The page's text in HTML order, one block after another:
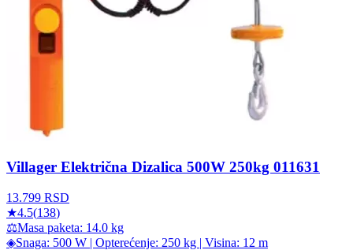
Villager Električna Dizalica 500W 250kg 011631
13.799 RSD
★4.5(138)
⚖Masa paketa: 14.0 kg
◈Snaga: 500 W | Opterećenje: 250 kg | Visina: 12 m